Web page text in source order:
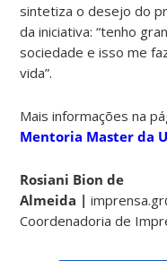
sintetiza o desejo do
da iniciativa: “tenho
sociedade e isso me
vida”.
Mais informações na
Mentoria Master da
Rosiani Bion de
Almeida |
Coordenadoria de